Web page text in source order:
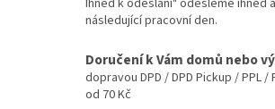
Ihned k odeslání" odešleme ihned
následující pracovní den.
Doručení k Vám domů nebo
dopravou DPD / DPD Pickup / PPL /
od 70 Kč